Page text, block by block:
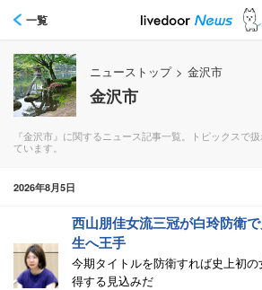
一覧
ニューストップ > 金沢市
金沢市
『金沢市』に関するニュース記事一覧。トピックスで
ています。
2026年8月5日
西山朋佳女流三冠が白玲防衛
生へ王手
今期タイトルを防衛すれば史上初
得する見込みだ